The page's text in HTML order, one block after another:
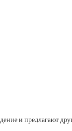
и предлагают